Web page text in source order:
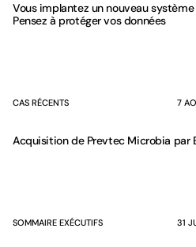
Vous implantez un nouveau
Pensez à protéger vos données
CAS RÉCENTS 7
Acquisition de Prevtec Microbia par
SOMMAIRE EXÉCUTIFS 31